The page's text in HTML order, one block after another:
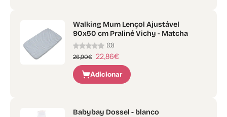
Walking Mum Lençol Ajustável
90x50 cm Praliné Vichy - Matcha
(0)
26,90€ 22,86€
Adicionar
Babybay Dossel - blanco